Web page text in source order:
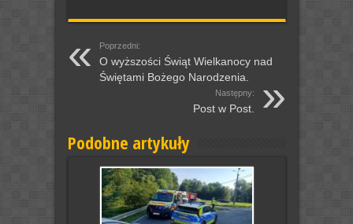
Poprzedni:
O wyższości Świąt Wielkanocy nad
Świętami Bożego Narodzenia.
Następny:
Post w Post.
Podobne artykuły